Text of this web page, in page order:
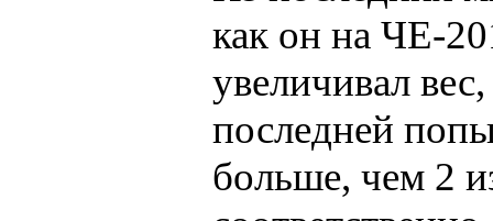
как он на ЧЕ-
увеличивал
последней
больше, чем 2